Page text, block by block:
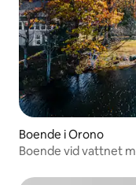
Boende i Orono
Boende vid vattnet